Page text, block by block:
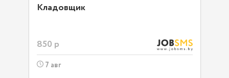
Кладовщик
850 р
7 авг